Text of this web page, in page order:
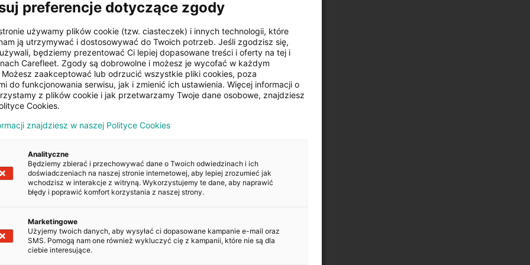
Centralny zamek
Kopiuj
preferencje dotyczące zgody
używamy plików cookie (tzw. ciasteczek) i innych technologii, które
ją utrzymywać i dostosowywać do Twoich potrzeb. Jeśli zgodzisz się,
będziemy prezentować Ci lepiej dopasowane treści i oferty na tej i
Carefleet. Zgody są dobrowolne i możesz je wycofać w każdym
Możesz zaakceptować lub odrzucić wszystkie pliki cookies, poza
do funkcjonowania serwisu, jak i zmienić ich ustawienia. Więcej informacji o
z plików cookie i jak przetwarzamy Twoje dane osobowe, znajdziesz
Cookies.
znajdziesz w naszej Polityce Cookies
Analityczne
Będziemy zbierać i przechowywać dane o Twoich odwiedzinach i ich
doświadczeniach na naszej stronie internetowej, aby lepiej zrozumieć jak
wchodzisz w interakcje z witryną. Wykorzystujemy te dane, aby naprawić
błędy i poprawić komfort korzystania z naszej strony.
Marketingowe
Użyjemy twoich danych, aby wysyłać ci dopasowane kampanie e-mail oraz
SMS. Pomogą nam one również wykluczyć cię z kampanii, które nie są dla
ciebie interesujące.